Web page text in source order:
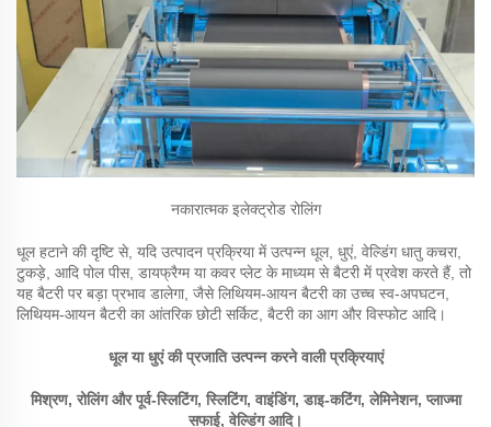
नकारात्मक इलेक्ट्रोड रोलिंग
धूल हटाने की दृष्टि से, यदि उत्पादन प्रक्रिया में उत्पन्न धूल, धुएं, वेल्डिंग धातु कचरा,
टुकड़े, आदि पोल पीस, डायफ्रैग्म या कवर प्लेट के माध्यम से बैटरी में प्रवेश करते हैं, तो
यह बैटरी पर बड़ा प्रभाव डालेगा, जैसे लिथियम-आयन बैटरी का उच्च स्व-अपघटन,
लिथियम-आयन बैटरी का आंतरिक छोटी सर्किट, बैटरी का आग और विस्फोट आदि।
धूल या धुएं की प्रजाति उत्पन्न करने वाली प्रक्रियाएं
मिश्रण, रोलिंग और पूर्व-स्लिटिंग, स्लिटिंग, वाइंडिंग, डाइ-कटिंग, लेमिनेशन, प्लाज्मा
सफाई, वेल्डिंग आदि।